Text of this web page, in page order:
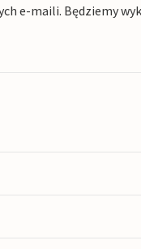
e-maili. Będziemy